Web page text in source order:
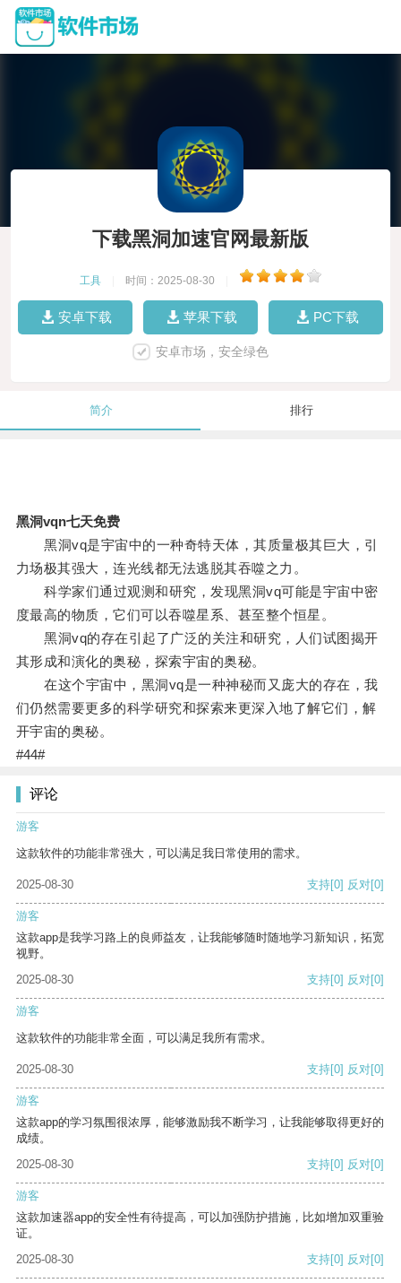
下载黑洞加速官网最新版
工具 时间：2025-08-30
安卓下载 苹果下载 PC下载
安卓市场，安全绿色
简介 排行
黑洞vqn七天免费
黑洞vq是宇宙中的一种奇特天体，其质量极其巨大，引
力场极其强大，连光线都无法逃脱其吞噬之力。
科学家们通过观测和研究，发现黑洞vq可能是宇宙中密
度最高的物质，它们可以吞噬星系、甚至整个恒星。
黑洞vq的存在引起了广泛的关注和研究，人们试图揭开
其形成和演化的奥秘，探索宇宙的奥秘。
在这个宇宙中，黑洞vq是一种神秘而又庞大的存在，我
们仍然需要更多的科学研究和探索来更深入地了解它们，解
开宇宙的奥秘。
#44#
评论
游客
这款软件的功能非常强大，可以满足我日常使用的需求。
2025-08-30 支持[0] 反对[0]
游客
这款app是我学习路上的良师益友，让我能够随时随地学习新知识，拓宽
视野。
2025-08-30
支持[0] 反对[0]
游客
这款软件的功能非常全面，可以满足我所有需求。
2025-08-30 支持[0] 反对[0]
游客
这款app的学习氛围很浓厚，能够激励我不断学习，让我能够取得更好的
成绩。
2025-08-30
支持[0] 反对[0]
游客
这款加速器app的安全性有待提高，可以加强防护措施，比如增加双重验
证。
2025-08-30
支持[0] 反对[0]